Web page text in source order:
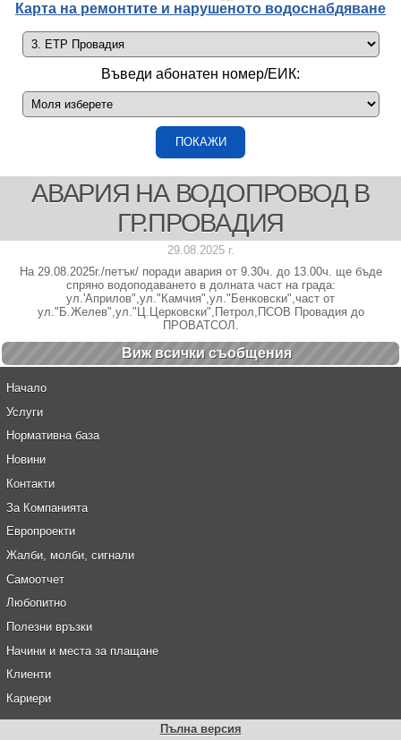
Карта на ремонтите и нарушеното водоснабдяване
Въведи абонатен номер/ЕИК:
АВАРИЯ НА ВОДОПРОВОД В
ГР.ПРОВАДИЯ
29.08.2025 г.
На 29.08.2025г./петък/ поради авария от 9.30ч. до 13.00ч. ще бъде
спряно водоподаването в долната част на града:
ул.'Априлов",ул."Камчия",ул."Бенковски",част от
ул."Б.Желев",ул."Ц.Церковски",Петрол,ПСОВ Провадия до
ПРОВАТСОЛ.
Виж всички cъобщения
Начало
Услуги
Нормативна база
Новини
Контакти
За Компанията
Европроекти
Жалби, молби, сигнали
Самоотчет
Любопитно
Полезни връзки
Начини и места за плащане
Клиенти
Кариери
Пълна версия